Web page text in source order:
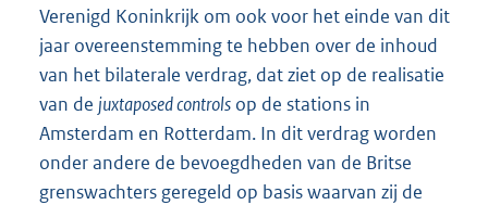
Verenigd Koninkrijk om ook voor het einde van dit
jaar overeenstemming te hebben over de inhoud
van het bilaterale verdrag, dat ziet op de realisatie
van de juxtaposed controls op de stations in
Amsterdam en Rotterdam. In dit verdrag worden
onder andere de bevoegdheden van de Britse
grenswachters geregeld op basis waarvan zij de